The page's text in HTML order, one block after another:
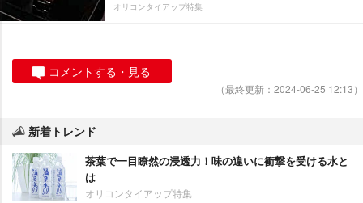
オリコンタイアップ特集
コメントする・見る
（最終更新：2024-06-25 12:13）
新着トレンド
茶葉で一目瞭然の浸透力！味の違いに衝撃を受ける水と
は
オリコンタイアップ特集